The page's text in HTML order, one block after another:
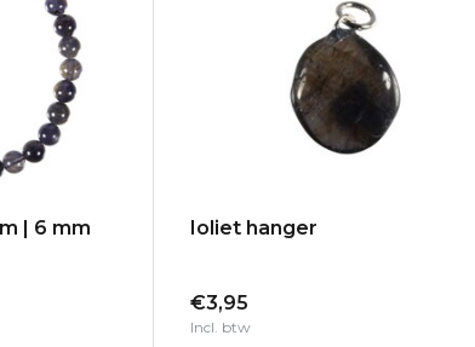
| 6 mm
Ioliet hanger
€3,95
Incl. btw